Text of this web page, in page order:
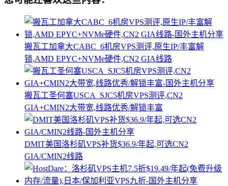
搬瓦工加拿大CABC_6机房VPS测评,原生IP/丰富解
锁,AMD EPYC+NVMe硬件,CN2 GIA线路
搬瓦工圣何塞USCA_SJC5机房VPS测评,CN2
GIA+CMIN2大带宽,线路优秀/解锁丰富
DMIT美国洛杉矶VPS补货$36.9/年起,可选CN2
GIA/CMIN2线路